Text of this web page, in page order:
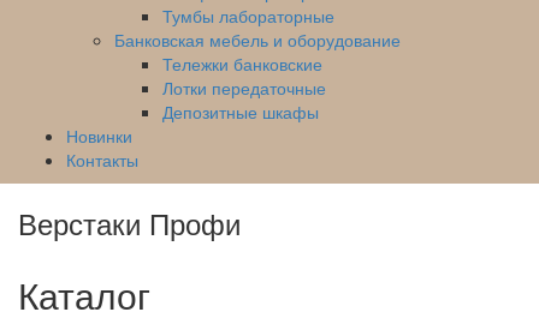
Тумбы лабораторные
Банковская мебель и оборудование
Тележки банковские
Лотки передаточные
Депозитные шкафы
Новинки
Контакты
Верстаки Профи
Каталог